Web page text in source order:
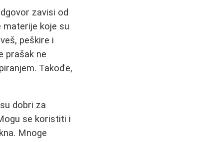
zavisi od
materije koje su
peškire i
prašak ne
Takođe,
dobri za
se koristiti i
Mnoge